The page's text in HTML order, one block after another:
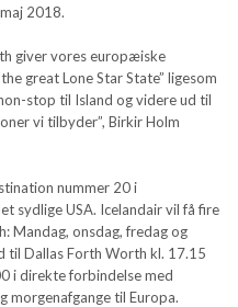
2018.
giver vores europæiske
great Lone Star State” ligesom
stop til Island og videre ud til
vi tilbyder”, Birkir Holm
nummer 20 i
sydlige USA. Icelandair vil få fire
Mandag, onsdag, fredag og
til Dallas Forth Worth kl. 17.15
i direkte forbindelse med
morgenafgange til Europa.